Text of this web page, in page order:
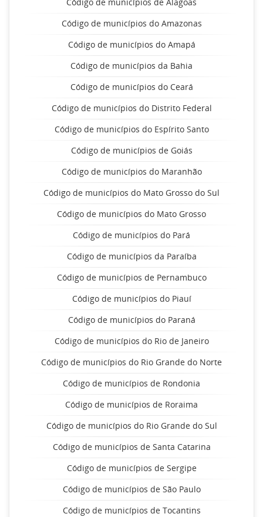
Código de municípios do Amazonas
Código de municípios do Amapá
Código de municípios da Bahia
Código de municípios do Ceará
Código de municípios do Distrito Federal
Código de municípios do Espírito Santo
Código de municípios de Goiás
Código de municípios do Maranhão
Código de municípios do Mato Grosso do Sul
Código de municípios do Mato Grosso
Código de municípios do Pará
Código de municípios da Paraíba
Código de municípios de Pernambuco
Código de municípios do Piauí
Código de municípios do Paraná
Código de municípios do Rio de Janeiro
Código de municípios do Rio Grande do Norte
Código de municípios de Rondonia
Código de municípios de Roraima
Código de municípios do Rio Grande do Sul
Código de municípios de Santa Catarina
Código de municípios de Sergipe
Código de municípios de São Paulo
Código de municípios de Tocantins